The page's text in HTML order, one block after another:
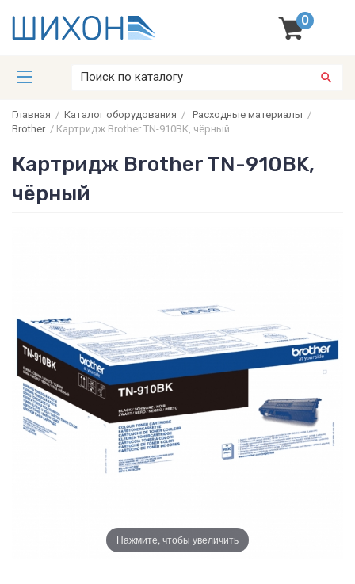
0
Главная / Каталог оборудования / Расходные материалы /
Brother/ Картридж Brother TN-910BK, чёрный
Картридж Brother TN-910BK,
чёрный
Нажмите, чтобы увеличить